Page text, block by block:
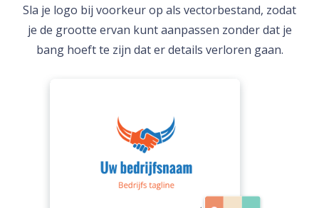
Sla je logo bij voorkeur op als vectorbestand, zodat
je de grootte ervan kunt aanpassen zonder dat je
bang hoeft te zijn dat er details verloren gaan.